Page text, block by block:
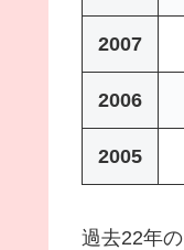
2007
2006
2005
過去22年